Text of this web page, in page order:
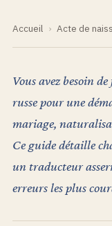
Accueil › Acte de
Vous avez besoin
russe pour une
mariage,
Ce guide détaille
un traducteur
erreurs les plus